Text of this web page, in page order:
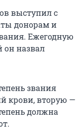
выступил с
донорам и
Ежегодную
он назвал
звания
крови, вторую —
должна